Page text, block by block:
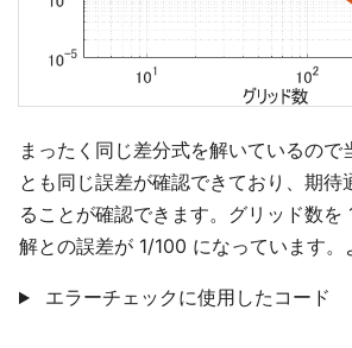
まったく同じ差分式を解いているので
とも同じ誤差が確認できており、期待
ることが確認できます。グリッド数を
解との誤差が 1/100 になっています。
エラーチェックに使用したコード